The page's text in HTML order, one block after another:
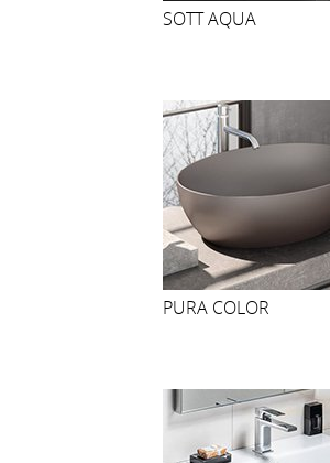
SOTT AQUA
PURA COLOR